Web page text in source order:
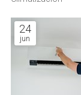
24
jun